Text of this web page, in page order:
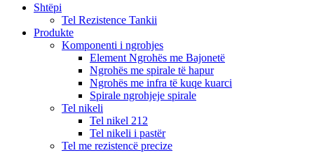
Shtëpi
Tel Rezistence Tankii
Produkte
Komponenti i ngrohjes
Element Ngrohës me Bajonetë
Ngrohës me spirale të hapur
Ngrohës me infra të kuqe kuarci
Spirale ngrohjeje spirale
Tel nikeli
Tel nikel 212
Tel nikeli i pastër
Tel me rezistencë precize